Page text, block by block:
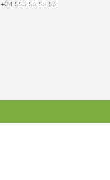
+34 555 55 55 55